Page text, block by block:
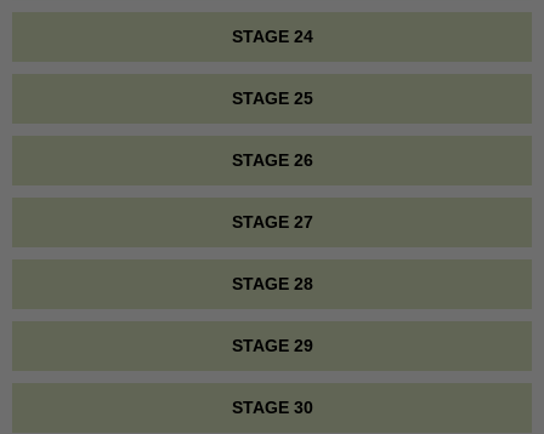
STAGE 24
STAGE 25
STAGE 26
STAGE 27
STAGE 28
STAGE 29
STAGE 30